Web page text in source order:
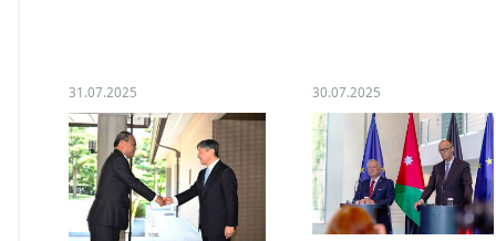
31.07.2025 30.07.2025